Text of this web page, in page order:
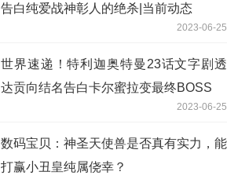
告白纯爱战神彰人的绝杀|当前动态
2023-06-25
世界速递！特利迦奥特曼23话文字剧透
达贡向结名告白卡尔蜜拉变最终BOSS
2023-06-25
数码宝贝：神圣天使兽是否真有实力，能
打赢小丑皇纯属侥幸？